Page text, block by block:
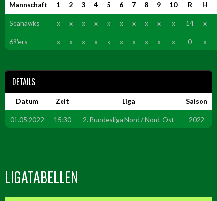
Mannschaft 1 2 3 4 5 6 7 8 9 10 R H
Seahawks x x x x x x x x x x 14 x
69'ers x x x x x x x x x x 0 x
DETAILS
Datum Zeit Liga Saison
01.05.2022 15:30 2. Bundesliga Nord / Nord-Ost 2022
LIGATABELLEN